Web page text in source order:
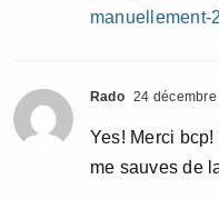
manuellement-
Rado 24
Yes! Merci bcp!
me sauves de